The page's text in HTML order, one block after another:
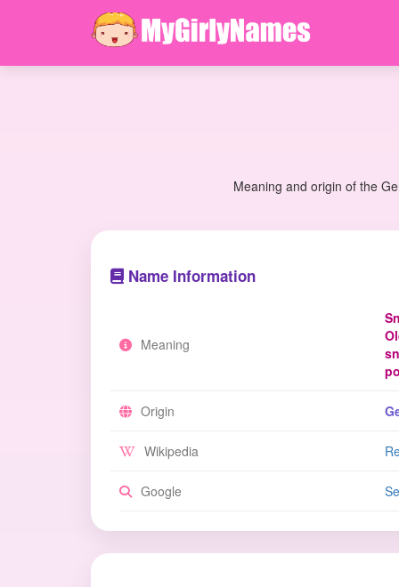
Meaning and origin of the
Name Information
Meaning
Origin
Wikipedia
Google